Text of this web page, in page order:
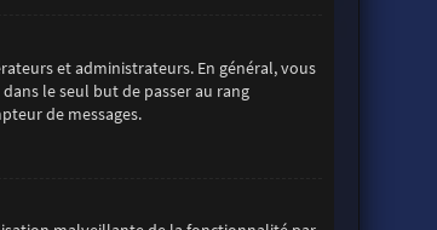
et administrateurs. En général, vous
le seul but de passer au rang
de messages.